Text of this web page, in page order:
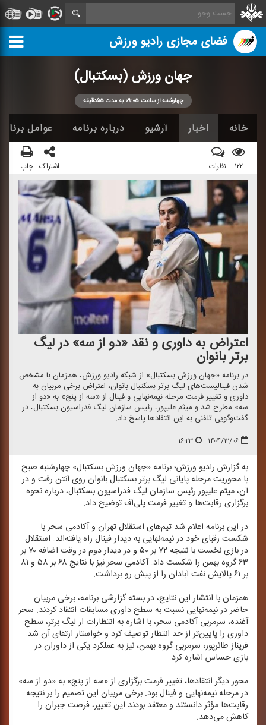
فضای مجازی رادیو ورزش
جهان ورزش (بسكتبال)
چهارشنبه از ساعت ۰۹:۰۵ به مدت ۵۵دقیقه
خانه اخبار آرشیو درباره برنامه عوامل برنامه
۱۲۲ نظرات اشتراک چاپ
اعتراض به داوری و نقد «دو از سه» در لیگ
برتر بانوان
در برنامه «جهان ورزش بسكتبال» از شبكه رادیو ورزش، همزمان با مشخص
شدن فینالیست‌های لیگ برتر بسكتبال بانوان، اعتراض برخی مربیان به
داوری و تغییر فرمت مرحله نیمه‌نهایی و فینال از «سه از پنج» به «دو از
سه» مطرح شد و میثم علیپور، رئیس سازمان لیگ فدراسیون بسكتبال، در
گفت‌وگویی تلفنی به این انتقادها پاسخ داد.
۱۴۰۴/۱۲/۰۶ ۱۶:۲۳
به گزارش رادیو ورزش؛ برنامه «جهان ورزش بسكتبال» چهارشنبه صبح
با محوریت مرحله پایانی لیگ برتر بسكتبال بانوان روی آنتن رفت و در
آن، میثم علیپور رئیس سازمان لیگ فدراسیون بسكتبال، درباره نحوه
برگزاری رقابت‌ها و تغییر فرمت پلی‌آف توضیح داد.
در این برنامه اعلام شد تیم‌های استقلال تهران و آكادمی سحر با
شكست رقبای خود در نیمه‌نهایی به دیدار فینال راه یافته‌اند. استقلال
در بازی نخست با نتیجه ۷۲ بر ۵۰ و در دیدار دوم در وقت اضافه ۷۰ بر
۶۳ گروه بهمن را شكست داد. آكادمی سحر نیز با نتایج ۶۸ بر ۵۸ و ۸۱
بر ۶۱ پالایش نفت آبادان را از پیش رو برداشت.
همزمان با انتشار این نتایج، در بسته گزارشی برنامه، برخی مربیان
حاضر در نیمه‌نهایی نسبت به سطح داوری مسابقات انتقاد كردند. سحر
آغنده، سرمربی آكادمی سحر، با اشاره به انتظارات از لیگ برتر، سطح
داوری را پایین‌تر از حد انتظار توصیف كرد و خواستار ارتقای آن شد.
فریناز طائرپور، سرمربی گروه بهمن، نیز به عملكرد یكی از داوران در
بازی حساس اشاره كرد.
محور دیگر انتقادها، تغییر فرمت برگزاری از «سه از پنج» به «دو از سه»
در مرحله نیمه‌نهایی و فینال بود. برخی مربیان این تصمیم را بر نتیجه
رقابت‌ها مؤثر دانستند و معتقد بودند این تغییر، فرصت جبران را
كاهش می‌دهد.